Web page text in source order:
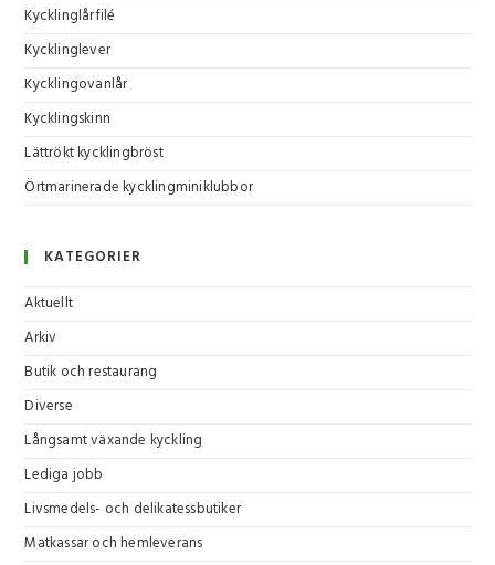
Kycklinglårfilé
Kycklinglever
Kycklingovanlår
Kycklingskinn
Lättrökt kycklingbröst
Örtmarinerade kycklingminiklubbor
KATEGORIER
Aktuellt
Arkiv
Butik och restaurang
Diverse
Långsamt växande kyckling
Lediga jobb
Livsmedels- och delikatessbutiker
Matkassar och hemleverans